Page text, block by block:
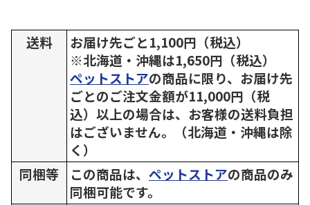
送料
お届け先ごと1,100円（税込）
※北海道・沖縄は1,650円（税込）
ペットストアの商品に限り、お届け先
ごとのご注文金額が11,000円（税
込）以上の場合は、お客様の送料負担
はございません。（北海道・沖縄は除
く）
同梱等
この商品は、 ペットストアの商品のみ
同梱可能です。